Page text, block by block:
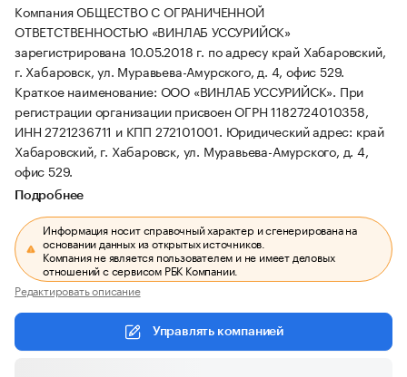
Компания ОБЩЕСТВО С ОГРАНИЧЕННОЙ
ОТВЕТСТВЕННОСТЬЮ «ВИНЛАБ УССУРИЙСК»
зарегистрирована 10.05.2018 г. по адресу край Хабаровский,
г. Хабаровск, ул. Муравьева-Амурского, д. 4, офис 529.
Краткое наименование: ООО «ВИНЛАБ УССУРИЙСК». При
регистрации организации присвоен ОГРН 1182724010358,
ИНН 2721236711 и КПП 272101001. Юридический адрес: край
Хабаровский, г. Хабаровск, ул. Муравьева-Амурского, д. 4,
офис 529.
Подробнее
Информация носит справочный характер и сгенерирована на
основании данных из открытых источников.
Компания не является пользователем и не имеет деловых
отношений с сервисом РБК Компании.
Редактировать описание
Управлять компанией